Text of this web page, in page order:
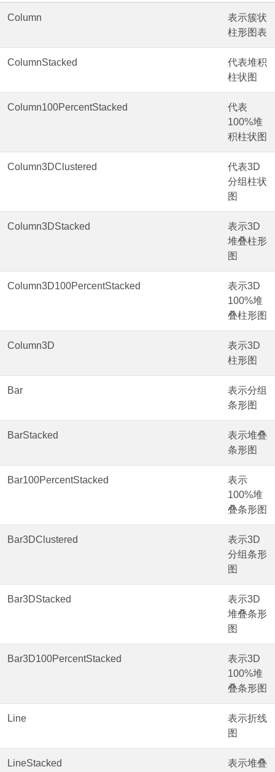
Column
表示簇状
柱形图表
ColumnStacked
代表堆积
柱状图
Column100PercentStacked
代表
100%堆
积柱状图
Column3DClustered
代表3D
分组柱状
图
Column3DStacked
表示3D
堆叠柱形
图
Column3D100PercentStacked
表示3D
100%堆
叠柱形图
Column3D
表示3D
柱形图
Bar
表示分组
条形图
BarStacked
表示堆叠
条形图
Bar100PercentStacked
表示
100%堆
叠条形图
Bar3DClustered
表示3D
分组条形
图
Bar3DStacked
表示3D
堆叠条形
图
Bar3D100PercentStacked
表示3D
100%堆
叠条形图
Line
表示折线
图
LineStacked
表示堆叠